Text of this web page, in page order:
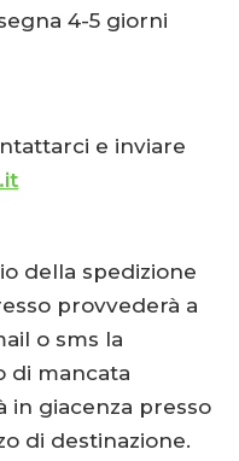
4-5 giorni
e inviare
della spedizione
provvederà a
o sms la
di mancata
in giacenza presso
di destinazione.